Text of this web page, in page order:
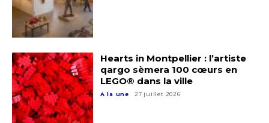
Hearts in Montpellier : l’artiste
qargo sèmera 100 cœurs en
LEGO® dans la ville
A la une 27 juillet 2026